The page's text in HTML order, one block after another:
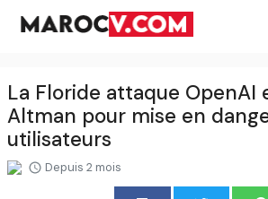
La Floride attaque OpenAI
Altman pour mise en
utilisateurs
Depuis 2 mois